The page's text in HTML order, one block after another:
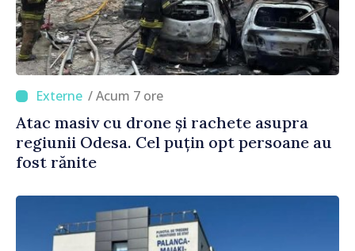
/ Acum 7 ore
Atac masiv cu drone și rachete asupra
regiunii Odesa. Cel puțin opt persoane au
fost rănite